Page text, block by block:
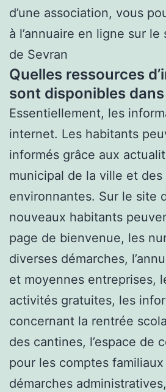
d’une association, vous
à l’annuaire en ligne sur
de Sevran
Quelles ressources
sont disponibles
Essentiellement, les
internet. Les habitants
informés grâce aux
municipal de la ville et
environnantes. Sur le site
nouveaux habitants
page de bienvenue, les
diverses démarches,
et moyennes entreprises,
activités gratuites, les
concernant la rentrée
des cantines, l’espace de
pour les comptes
démarches